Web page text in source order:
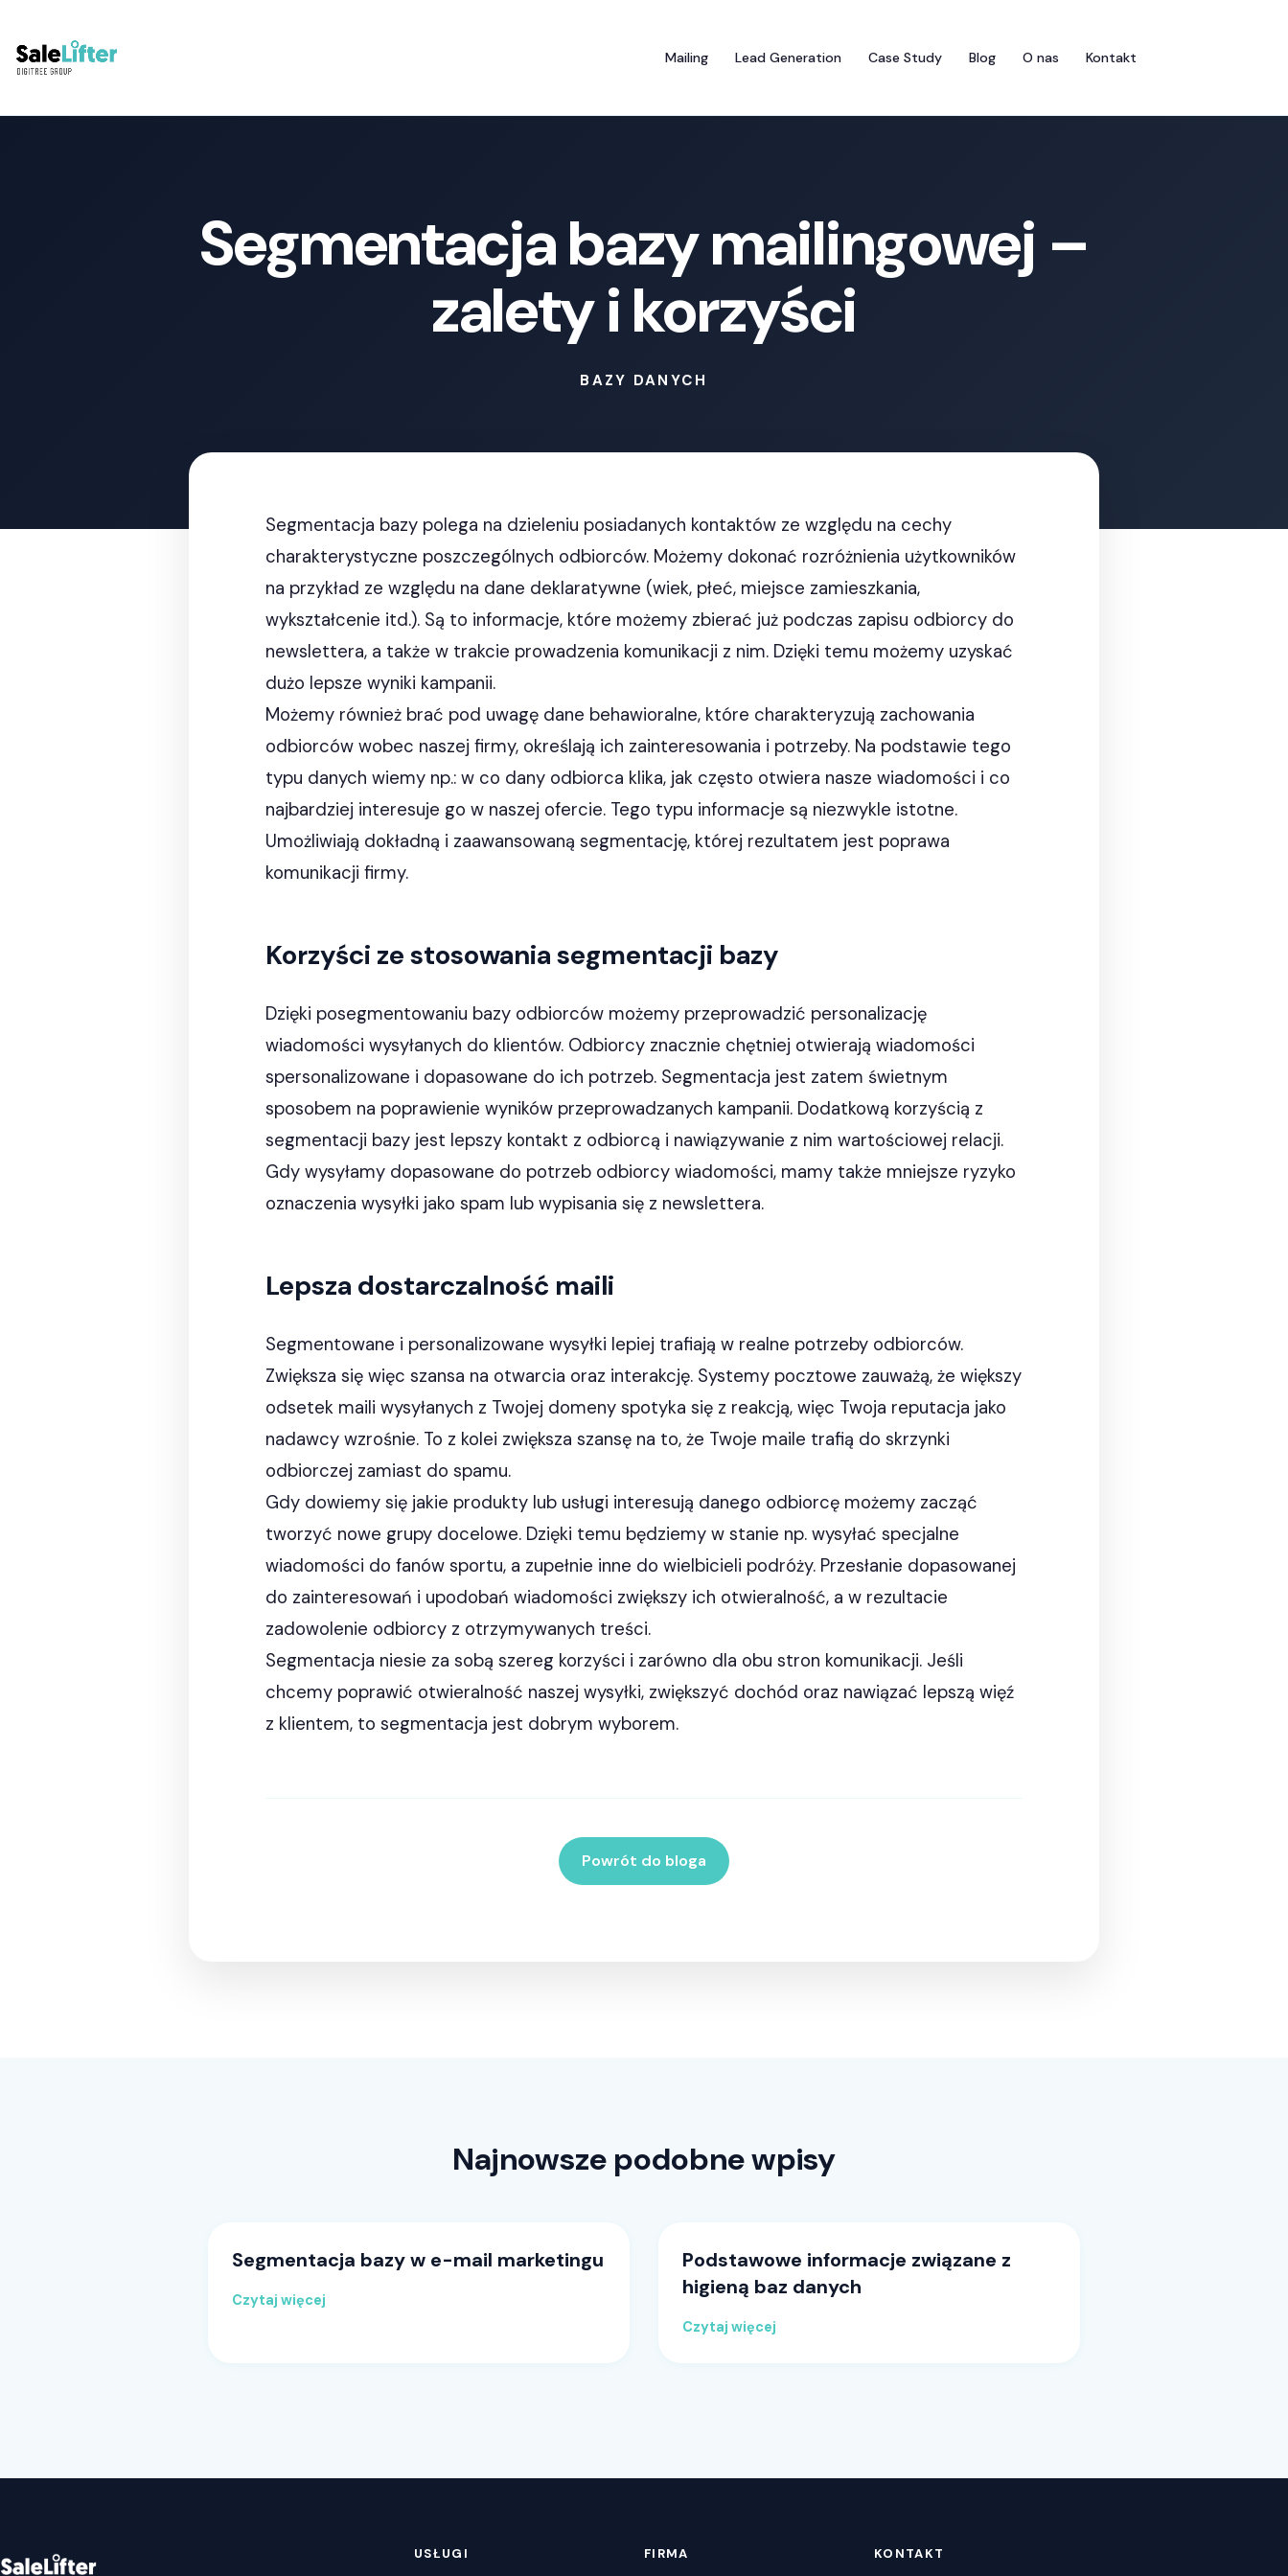
Mailing Lead Generation Case Study Blog O nas Kontakt
Segmentacja bazy mailingowej –
zalety i korzyści
BAZY DANYCH
Segmentacja bazy polega na dzieleniu posiadanych kontaktów ze względu na cechy
charakterystyczne poszczególnych odbiorców. Możemy dokonać rozróżnienia użytkowników
na przykład ze względu na dane deklaratywne (wiek, płeć, miejsce zamieszkania,
wykształcenie itd.). Są to informacje, które możemy zbierać już podczas zapisu odbiorcy do
newslettera, a także w trakcie prowadzenia komunikacji z nim. Dzięki temu możemy uzyskać
dużo lepsze wyniki kampanii.
Możemy również brać pod uwagę dane behawioralne, które charakteryzują zachowania
odbiorców wobec naszej firmy, określają ich zainteresowania i potrzeby. Na podstawie tego
typu danych wiemy np.: w co dany odbiorca klika, jak często otwiera nasze wiadomości i co
najbardziej interesuje go w naszej ofercie. Tego typu informacje są niezwykle istotne.
Umożliwiają dokładną i zaawansowaną segmentację, której rezultatem jest poprawa
komunikacji firmy.
Korzyści ze stosowania segmentacji bazy
Dzięki posegmentowaniu bazy odbiorców możemy przeprowadzić personalizację
wiadomości wysyłanych do klientów. Odbiorcy znacznie chętniej otwierają wiadomości
spersonalizowane i dopasowane do ich potrzeb. Segmentacja jest zatem świetnym
sposobem na poprawienie wyników przeprowadzanych kampanii. Dodatkową korzyścią z
segmentacji bazy jest lepszy kontakt z odbiorcą i nawiązywanie z nim wartościowej relacji.
Gdy wysyłamy dopasowane do potrzeb odbiorcy wiadomości, mamy także mniejsze ryzyko
oznaczenia wysyłki jako spam lub wypisania się z newslettera.
Lepsza dostarczalność maili
Segmentowane i personalizowane wysyłki lepiej trafiają w realne potrzeby odbiorców.
Zwiększa się więc szansa na otwarcia oraz interakcję. Systemy pocztowe zauważą, że większy
odsetek maili wysyłanych z Twojej domeny spotyka się z reakcją, więc Twoja reputacja jako
nadawcy wzrośnie. To z kolei zwiększa szansę na to, że Twoje maile trafią do skrzynki
odbiorczej zamiast do spamu.
Gdy dowiemy się jakie produkty lub usługi interesują danego odbiorcę możemy zacząć
tworzyć nowe grupy docelowe. Dzięki temu będziemy w stanie np. wysyłać specjalne
wiadomości do fanów sportu, a zupełnie inne do wielbicieli podróży. Przesłanie dopasowanej
do zainteresowań i upodobań wiadomości zwiększy ich otwieralność, a w rezultacie
zadowolenie odbiorcy z otrzymywanych treści.
Segmentacja niesie za sobą szereg korzyści i zarówno dla obu stron komunikacji. Jeśli
chcemy poprawić otwieralność naszej wysyłki, zwiększyć dochód oraz nawiązać lepszą więź
z klientem, to segmentacja jest dobrym wyborem.
Powrót do bloga
Najnowsze podobne wpisy
Segmentacja bazy w e-mail marketingu
Czytaj więcej
Podstawowe informacje związane z
higieną baz danych
Czytaj więcej
USŁUGI FIRMA KONTAKT